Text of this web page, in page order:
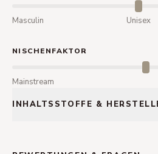
Masculin Unisex
NISCHENFAKTOR
Mainstream
INHALTSSTOFFE &